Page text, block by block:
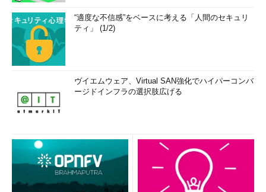
“適度な不信感”をベースに考える「人間のセキュリ
ティ」 (1/2)
ヴイエムウェア、Virtual SAN強化でハイパーコンバ
ージドインフラの選択肢広げる